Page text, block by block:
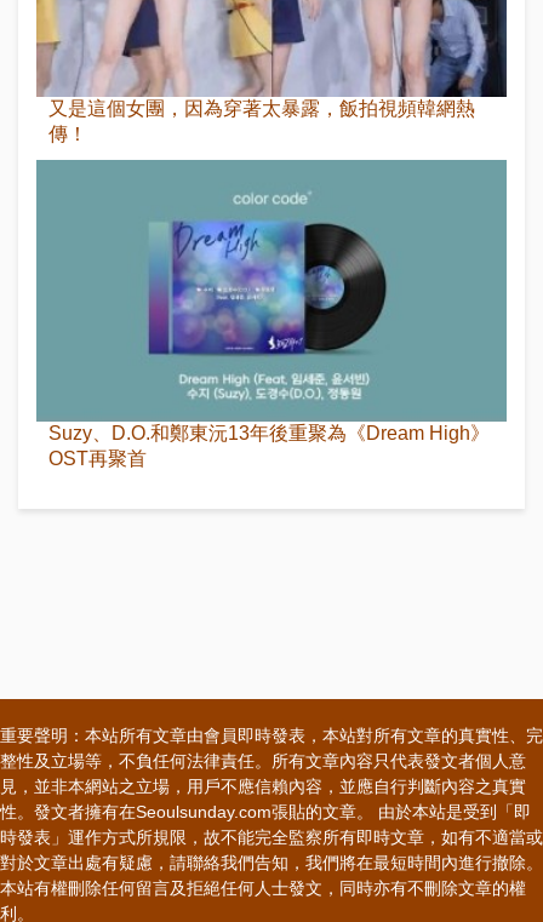
又是這個女團，因為穿著太暴露，飯拍視頻韓網熱
傳！
Suzy、D.O.和鄭東沅13年後重聚為《Dream High》
OST再聚首
重要聲明：本站所有文章由會員即時發表，本站對所有文章的真實性、完
整性及立場等，不負任何法律責任。所有文章內容只代表發文者個人意
見，並非本網站之立場，用戶不應信賴內容，並應自行判斷內容之真實
性。發文者擁有在Seoulsunday.com張貼的文章。 由於本站是受到「即
時發表」運作方式所規限，故不能完全監察所有即時文章，如有不適當或
對於文章出處有疑慮，請聯絡我們告知，我們將在最短時間內進行撤除。
本站有權刪除任何留言及拒絕任何人士發文，同時亦有不刪除文章的權
利。